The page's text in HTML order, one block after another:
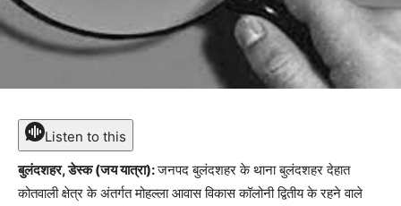
Listen to this
बुलंदशहर, डेस्क (जय यात्रा):जनपद बुलंदशहर के थाना बुलंदशहर देहात
कोतवाली क्षेत्र के अंतर्गत मोहल्ला आवास विकास कॉलोनी द्वितीय के रहने वाले